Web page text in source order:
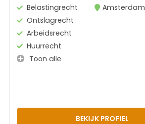
Belastingrecht
Ontslagrecht
Arbeidsrecht
Huurrecht
Toon alle
Amsterdam
BEKIJK PROFIEL